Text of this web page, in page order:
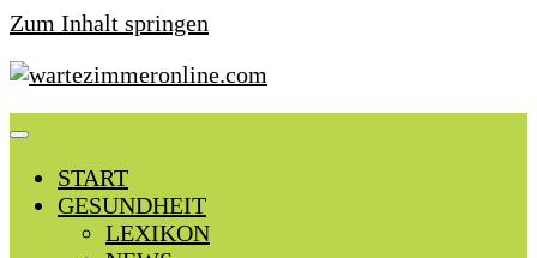
Zum Inhalt springen
START
GESUNDHEIT
LEXIKON